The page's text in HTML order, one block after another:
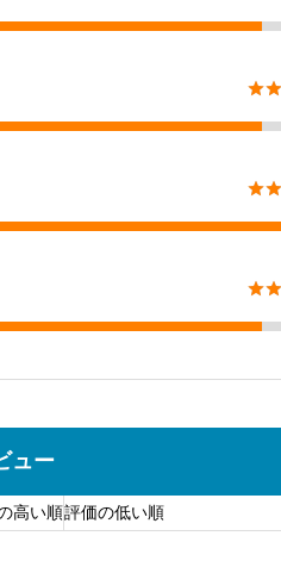



ュー
高い順評価の低い順